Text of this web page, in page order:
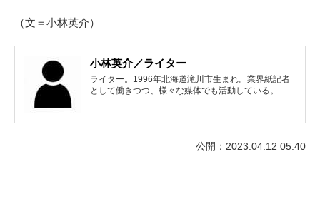
（文＝小林英介）
小林英介／ライター
ライター。1996年北海道滝川市生まれ。業界紙記者
として働きつつ、様々な媒体でも活動している。
公開：2023.04.12 05:40